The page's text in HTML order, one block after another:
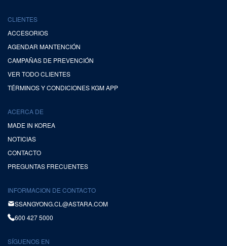
CLIENTES
ACCESORIOS
AGENDAR MANTENCIÓN
CAMPAÑAS DE PREVENCIÓN
VER TODO CLIENTES
TÉRMINOS Y CONDICIONES KGM APP
ACERCA DE
MADE IN KOREA
NOTICIAS
CONTACTO
PREGUNTAS FRECUENTES
INFORMACION DE CONTACTO
SSANGYONG.CL@ASTARA.COM
600 427 5000
SÍGUENOS EN